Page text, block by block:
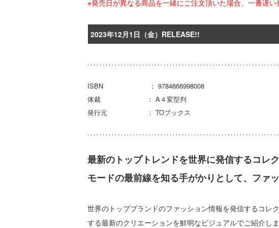
※発売日が異なる商品を一緒にご注文頂いた場合、一番遅い
2023年12月1日（金）RELEASE!!
ISBN ： 9784866998008
体裁 ： A４変型判
発行元 ： TOブックス
最新のトップトレンドを世界に発信するコレ
モードの最前線を知る手がかりとして、ファ
世界のトップブランドのファッション情報を発信するコレ
する最新のクリエーションを鮮明なビジュアルでご紹介しま